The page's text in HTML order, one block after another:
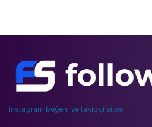
instagram beğeni ve takipçi sitesi